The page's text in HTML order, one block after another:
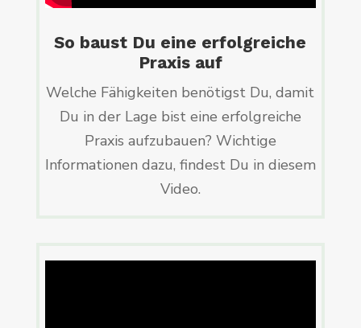
So baust Du eine erfolgreiche
Praxis auf
Welche Fähigkeiten benötigst Du, damit
Du in der Lage bist eine erfolgreiche
Praxis aufzubauen? Wichtige
Informationen dazu, findest Du in diesem
Video.